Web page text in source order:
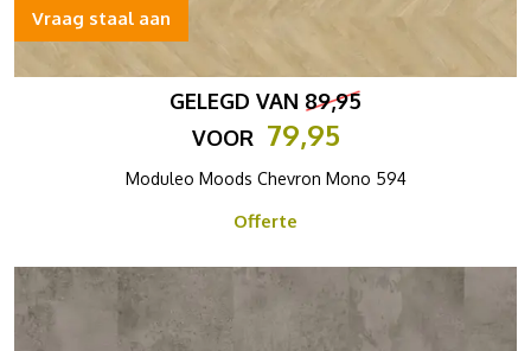
GELEGD VAN 89,95
VOOR 79,95
Moduleo Moods Chevron Mono 594
Offerte
Vraag staal aan